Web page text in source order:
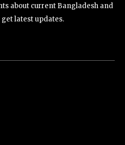
about current Bangladesh and
latest updates.